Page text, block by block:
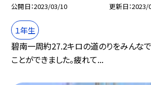
公開日 2023/03/10 更新日 2023/
１年生
碧南一周約27.2キロの道のりをみんな
ことができました。疲れて...